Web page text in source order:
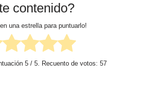
contenido?
una estrella para puntuarlo!
5/ 5. Recuento de votos: 57